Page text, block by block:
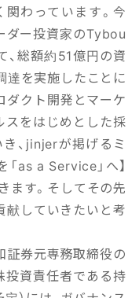
わっています。今
ダー投資家のTybou
総額約51億円の資
達を実施したことに
ダクト開発とマーケ
スをはじめとした採
、jinjerが掲げるミ
as a Service」へ】
ます。そしてその先
献していきたいと考
証券元専務取締役の
投資責任者である持